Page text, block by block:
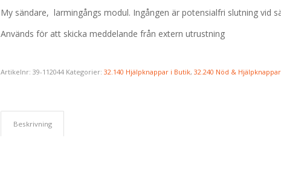
My sändare, larmingångs modul. Ingången är potensialfri slutning vid
Används för att skicka meddelande från extern utrustning
Artikelnr: 39-112044 Kategorier: 32.140 Hjälpknappar i Butik, 32.240 Nöd &
Beskrivning